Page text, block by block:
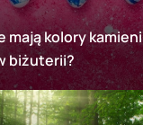
mają kolory kamieni
biżuterii?